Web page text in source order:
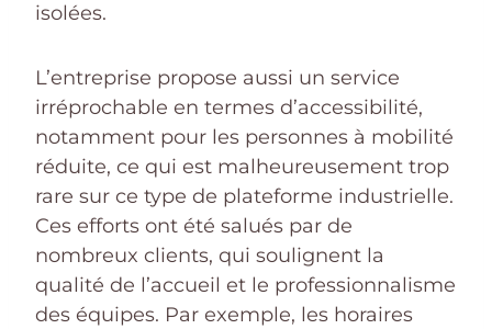
isolées.
L’entreprise propose aussi un service
irréprochable en termes d’accessibilité,
notamment pour les personnes à mobilité
réduite, ce qui est malheureusement trop
rare sur ce type de plateforme industrielle.
Ces efforts ont été salués par de
nombreux clients, qui soulignent la
qualité de l’accueil et le professionnalisme
des équipes. Par exemple, les horaires